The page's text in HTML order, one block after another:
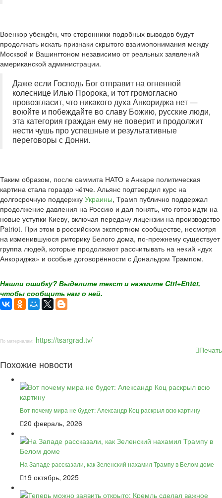
Военкор убеждён, что сторонники подобных выводов будут
продолжать искать признаки скрытого взаимопонимания между
Москвой и Вашингтоном независимо от реальных заявлений
американской администрации.
Даже если Господь Бог отправит на огненной
колеснице Илью Пророка, и тот громогласно
провозгласит, что никакого духа Анкориджа нет —
воюйте и побеждайте во славу Божию, русские люди,
эта категория граждан ему не поверит и продолжит
нести чушь про успешные и результативные
переговоры с Донни.
Таким образом, после саммита НАТО в Анкаре политическая
картина стала гораздо чётче. Альянс подтвердил курс на
долгосрочную поддержку Украины, Трамп публично поддержал
продолжение давления на Россию и дал понять, что готов идти на
новые уступки Киеву, включая передачу лицензии на производство
Patriot. При этом в российском экспертном сообществе, несмотря
на изменившуюся риторику Белого дома, по-прежнему существует
группа людей, которые продолжают рассчитывать на некий «дух
Анкориджа» и особые договорённости с Дональдом Трампом.
Нашли ошибку? Выделите текст и нажмите Ctrl+Enter,
чтобы сообщить нам о ней.
По материалам: https://tsargrad.tv/
Печать
Похожие новости
Вот почему мира не будет: Александр Коц раскрыл всю картину
20 февраль, 2026
На Западе рассказали, как Зеленский нахамил Трампу в Белом доме
19 октябрь, 2025